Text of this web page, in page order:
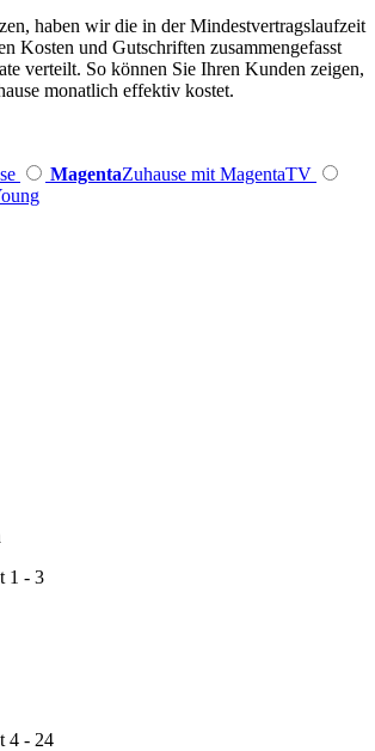
haben wir die in der Mindestvertragslaufzeit
Kosten und Gutschriften zusammengefasst
verteilt. So können Sie Ihren Kunden zeigen,
monatlich effektiv kostet.
MagentaZuhause mit MagentaTV
1 - 3
4 - 24